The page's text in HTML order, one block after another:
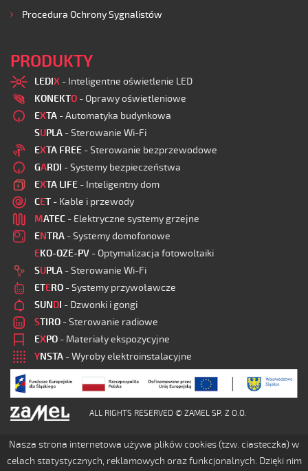
Procedura Ochrony Sygnalistów
PRODUKTY
LEDIX - Inteligentne oświetlenie LED
KONEKTO - Oprawy oświetleniowe
EXTA - Automatyka budynkowa
SUPLA - Sterowanie Wi-Fi
EXTA FREE - Sterowanie bezprzewodowe
GARDI - Systemy bezpieczeństwa
EXTA LIFE - Inteligentny dom
CET - Kable i przewody
MATEC - Elektryczne systemy grzejne
ENTRA - Systemy domofonowe
EKO-OZE-PV - Optymalizacja fotowoltaiki
SUPLA - Sterowanie Wi-Fi
ETERO - Systemy przywoławcze
SUNDI - Dzwonki i gongi
STIRO - Sterowanie radiowe
EXPO - Materiały ekspozycyjne
YNSTA - Wyroby elektroinstalacyjne
ALL RIGHTS RESERVED © ZAMEL SP. Z O.O.
Nasza strona internetowa używa plików cookies (tzw. ciasteczka) w
celach statystycznych, reklamowych oraz funkcjonalnych. Dzięki nim